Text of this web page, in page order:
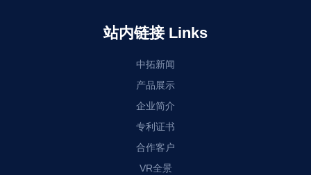
站内链接 Links
中拓新闻
产品展示
企业简介
专利证书
合作客户
VR全景